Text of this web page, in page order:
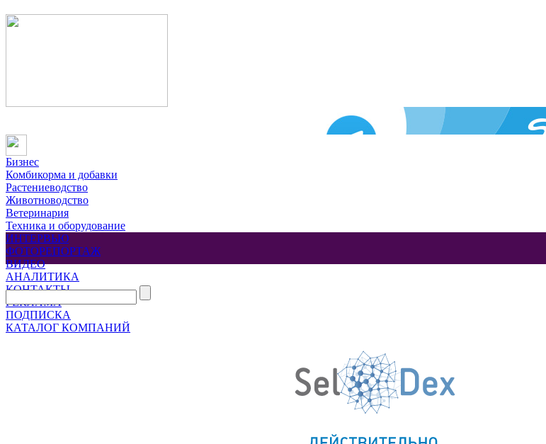
Бизнес
Комбикорма и добавки
Растениеводство
Животноводство
Ветеринария
Техника и оборудование
ИНТЕРВЬЮ
ФОТОРЕПОРТАЖ
ВИДЕО
АНАЛИТИКА
КОНТАКТЫ
РЕКЛАМА
ПОДПИСКА
КАТАЛОГ КОМПАНИЙ